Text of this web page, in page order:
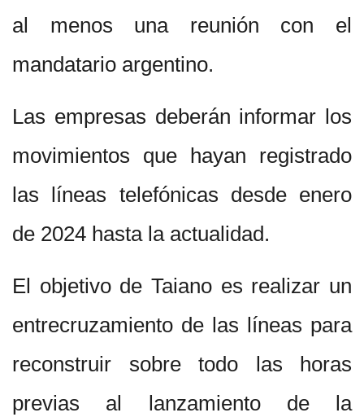
al menos una reunión con el
mandatario argentino.
Las empresas deberán informar los
movimientos que hayan registrado
las líneas telefónicas desde enero
de 2024 hasta la actualidad.
El objetivo de Taiano es realizar un
entrecruzamiento de las líneas para
reconstruir sobre todo las horas
previas al lanzamiento de la